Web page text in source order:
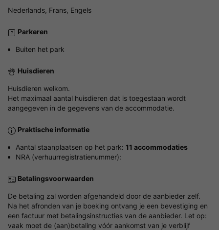
Nederlands, Frans, Engels
Parkeren
Buiten het park
Huisdieren
Huisdieren welkom.
Het maximaal aantal huisdieren dat is toegestaan wordt
aangegeven in de gegevens van de accommodatie.
Praktische informatie
Aantal staanplaatsen op het park: 11 accommodaties
NRA (verhuurregistratienummer):
Betalingsvoorwaarden
De betaling zal worden afgehandeld door de aanbieder zelf.
Na het afronden van je boeking ontvang je een bevestiging en
een factuur met betalingsinstructies van de aanbieder. Let op:
vaak moet de (aan)betaling vóór aankomst van je verblijf